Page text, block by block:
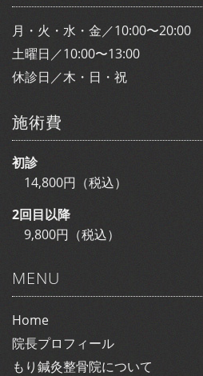
月・火・水・金／10:00〜20:00
土曜日／10:00〜13:00
休診日／木・日・祝
施術費
初診
14,800円（税込）
2回目以降
9,800円（税込）
MENU
Home
院長プロフィール
もり鍼灸整骨院について